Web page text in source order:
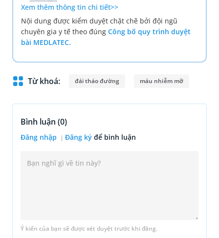
Xem thêm thông tin chi tiết>>
Nội dung được kiểm duyệt chặt chẽ bởi đội ngũ
chuyên gia y tế theo đúng Công bố quy trình duyệt
bài MEDLATEC.
Từ khoá: đái tháo đường máu nhiễm mỡ
Bình luận (0)
Đăng nhập Đăng ký để bình luận
Ý kiến của bạn sẽ được xét duyệt trước khi đăng.